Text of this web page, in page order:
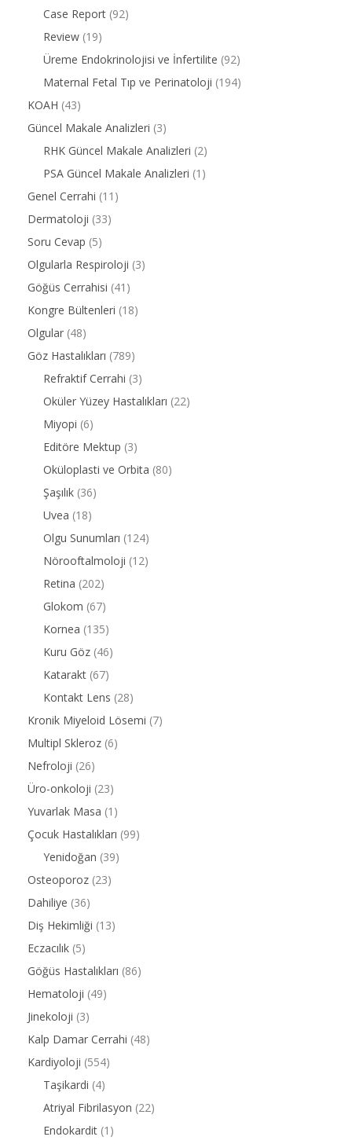
Case Report (92)
Review (19)
Üreme Endokrinolojisi ve İnfertilite (92)
Maternal Fetal Tıp ve Perinatoloji (194)
KOAH (43)
Güncel Makale Analizleri (3)
RHK Güncel Makale Analizleri (2)
PSA Güncel Makale Analizleri (1)
Genel Cerrahi (11)
Dermatoloji (33)
Soru Cevap (5)
Olgularla Respiroloji (3)
Göğüs Cerrahisi (41)
Kongre Bültenleri (18)
Olgular (48)
Göz Hastalıkları (789)
Refraktif Cerrahi (3)
Oküler Yüzey Hastalıkları (22)
Miyopi (6)
Editöre Mektup (3)
Oküloplasti ve Orbita (80)
Şaşılık (36)
Uvea (18)
Olgu Sunumları (124)
Nörooftalmoloji (12)
Retina (202)
Glokom (67)
Kornea (135)
Kuru Göz (46)
Katarakt (67)
Kontakt Lens (28)
Kronik Miyeloid Lösemi (7)
Multipl Skleroz (6)
Nefroloji (26)
Üro-onkoloji (23)
Yuvarlak Masa (1)
Çocuk Hastalıkları (99)
Yenidoğan (39)
Osteoporoz (23)
Dahiliye (36)
Diş Hekimliği (13)
Eczacılık (5)
Göğüs Hastalıkları (86)
Hematoloji (49)
Jinekoloji (3)
Kalp Damar Cerrahi (48)
Kardiyoloji (554)
Taşikardi (4)
Atriyal Fibrilasyon (22)
Endokardit (1)